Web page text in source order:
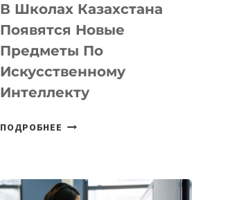
ДЛЯ
ТЕХНОЛОГИЧЕСКИХ
СТАРТАПОВ
В Школах Казахстана
Появятся Новые
Предметы По
Искусственному
Интеллекту
ПОДРОБНЕЕ
НОВЫЕ